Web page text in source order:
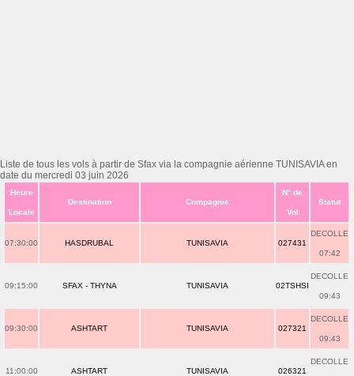
Liste de tous les vols à partir de Sfax via la compagnie aérienne TUNISAVIA en
date du mercredi 03 juin 2026
Heure
Locale
Destination Compagnie
N° de
Vol
Statut
07:30:00 HASDRUBAL TUNISAVIA 027431
DECOLLE
07:42
09:15:00 SFAX - THYNA TUNISAVIA 02TSHSI
DECOLLE
09:43
09:30:00 ASHTART TUNISAVIA 027321
DECOLLE
09:43
11:00:00 ASHTART TUNISAVIA 026321
DECOLLE